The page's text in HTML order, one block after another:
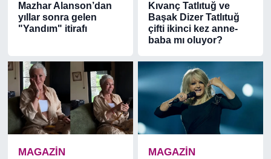
Mazhar Alanson’dan
yıllar sonra gelen
"Yandım" itirafı
Kıvanç Tatlıtuğ ve
Başak Dizer Tatlıtuğ
çifti ikinci kez anne-
baba mı oluyor?
MAGAZİN MAGAZİN